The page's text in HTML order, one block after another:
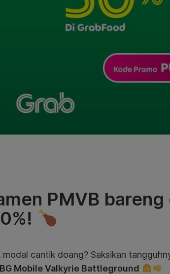
PMVB bareng
modal cantik doang? Saksikan
Mobile Valkyrie Battleground